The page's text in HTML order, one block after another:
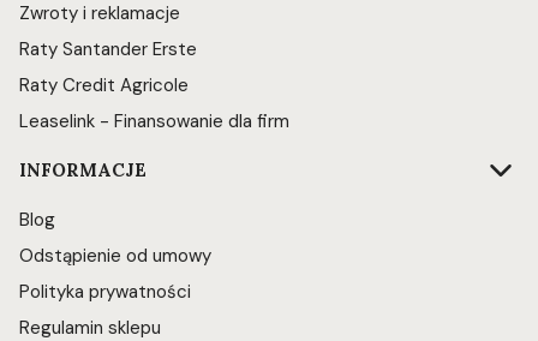
Zwroty i reklamacje
Raty Santander Erste
Raty Credit Agricole
Leaselink - Finansowanie dla firm
INFORMACJE
Blog
Odstąpienie od umowy
Polityka prywatności
Regulamin sklepu